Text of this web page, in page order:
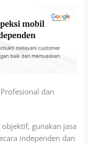
dan
gunakan jasa
independen dan